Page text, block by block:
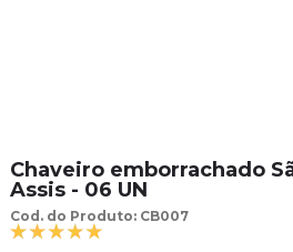
Chaveiro emborrachado
Assis - 06 UN
Cod. do Produto: CB007